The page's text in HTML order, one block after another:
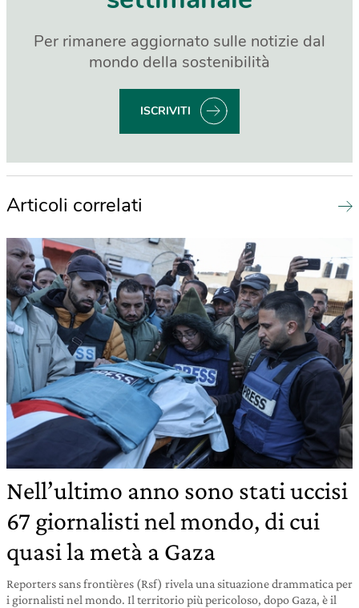
Per rimanere aggiornato sulle notizie dal
mondo della sostenibilità
ISCRIVITI
Articoli correlati
Nell’ultimo anno sono stati uccisi
67 giornalisti nel mondo, di cui
quasi la metà a Gaza
Reporters sans frontières (Rsf) rivela una situazione drammatica per
i giornalisti nel mondo. Il territorio più pericoloso, dopo Gaza, è il